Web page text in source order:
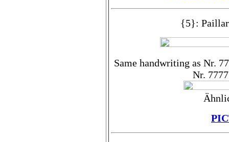
{5}:
Same handwriting as Nr.
Nr.